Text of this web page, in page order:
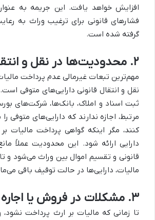
افزایش خواهد یافت. این جریمه به
فشارهای قانونی برای ترغیب وراث به
گرفته شده است.
۲. محدودیت‌ها در نقل و انتقال اموال
مهم‌ترین تبعات غیرمالی عدم پرداخت
نقل و انتقال قانونی دارایی‌های متوفی
ثبت اسناد و املاک، بانک‌ها، شرکت‌های
مرتبط، اجازه ندارند که دارایی‌های متوفی
کنند، مگر اینکه گواهی پرداخت مالیات
دارایی ارائه شود. این محدودیت عملاً
قانونی و تقسیم اموال بین وراث می‌شود و
مالیات، دارایی‌ها در حالت توقیف باقی
۳. مشکلات در فروش یا اجاره دارایی‌ها
تا زمانی که مالیات بر ارث پرداخت نشود،